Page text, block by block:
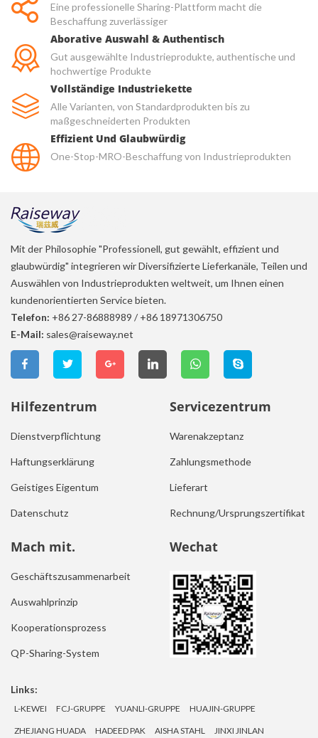
Eine professionelle Sharing-Plattform macht die
Beschaffung zuverlässiger
Aborative Auswahl & Authentisch
Gut ausgewählte Industrieprodukte, authentische und
hochwertige Produkte
Vollständige Industriekette
Alle Varianten, von Standardprodukten bis zu
maßgeschneiderten Produkten
Effizient Und Glaubwürdig
One-Stop-MRO-Beschaffung von Industrieprodukten
Mit der Philosophie "Professionell, gut gewählt, effizient und
glaubwürdig" integrieren wir Diversifizierte Lieferkanäle, Teilen und
Auswählen von Industrieprodukten weltweit, um Ihnen einen
kundenorientierten Service bieten.
Telefon: +86 27-86888989 / +86 18971306750
E-Mail: sales@raiseway.net
Hilfezentrum
Dienstverpflichtung
Haftungserklärung
Geistiges Eigentum
Datenschutz
Servicezentrum
Warenakzeptanz
Zahlungsmethode
Lieferart
Rechnung/Ursprungszertifikat
Mach mit.
Geschäftszusammenarbeit
Auswahlprinzip
Kooperationsprozess
QP-Sharing-System
Wechat
Links:
L-KEWEI FCJ-GRUPPE YUANLI-GRUPPE HUAJIN-GRUPPE
ZHEJIANG HUADA HADEED PAK AISHA STAHL JINXI JINLAN